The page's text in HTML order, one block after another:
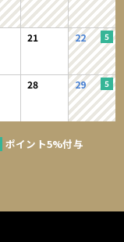
21 22
28 29
ポイント5%付与